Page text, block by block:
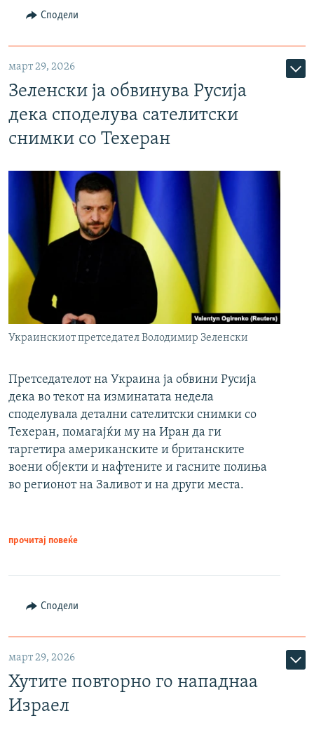
Сподели
март 29, 2026
Зеленски ја обвинува Русија
дека споделува сателитски
снимки со Техеран
Украинскиот претседател Володимир Зеленски
Претседателот на Украина ја обвини Русија
дека во текот на изминатата недела
споделувала детални сателитски снимки со
Техеран, помагајќи му на Иран да ги
таргетира американските и британските
воени објекти и нафтените и гасните полиња
во регионот на Заливот и на други места.
прочитај повеќе
Сподели
март 29, 2026
Хутите повторно го нападнаа
Израел